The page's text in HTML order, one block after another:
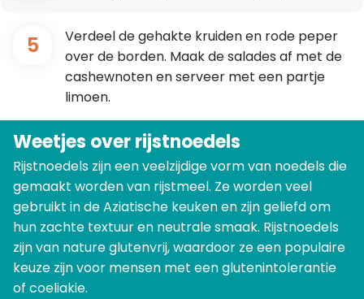
5
Verdeel de gehakte kruiden en rode peper
over de borden. Maak de salades af met de
cashewnoten en serveer met een partje
limoen.
Weetjes over rijstnoedels
Rijstnoedels zijn een veelzijdige vorm van noedels die
gemaakt worden van rijstmeel. Ze worden veel
gebruikt in de Aziatische keuken en zijn geliefd om
hun zachte textuur en neutrale smaak. Rijstnoedels
zijn van nature glutenvrij, waardoor ze een populaire
keuze zijn voor mensen met een glutenintolerantie
of coeliakie.